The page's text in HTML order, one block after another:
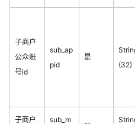
子商户
公众账
号id
sub_ap
pid
是
(32)
子商户
sub_m